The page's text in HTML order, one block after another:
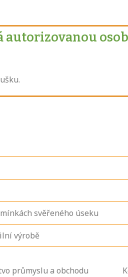
autorizovanou
svěřeného úseku
výrobě
průmyslu a obchodu